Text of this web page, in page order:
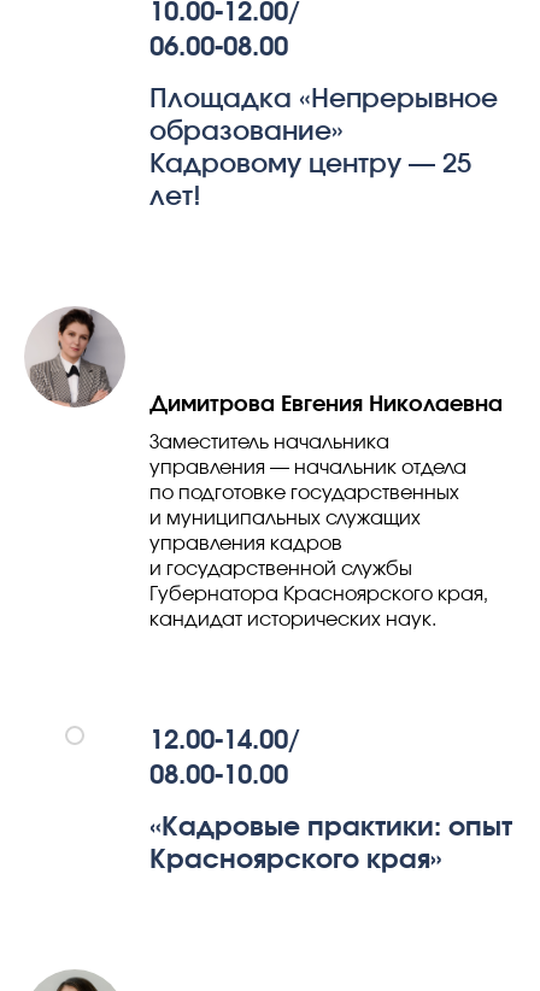
10.00-12.00/
06.00-08.00
Площадка «Непрерывное
образование»
Кадровому центру — 25
лет!
Димитрова Евгения Николаевна
Заместитель начальника
управления — начальник отдела
по подготовке государственных
и муниципальных служащих
управления кадров
и государственной службы
Губернатора Красноярского края,
кандидат исторических наук.
12.00-14.00/
08.00-10.00
«Кадровые практики: опыт
Красноярского края»